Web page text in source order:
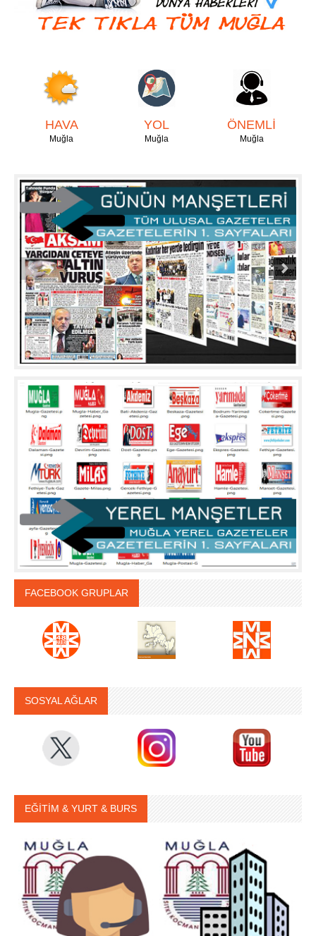
HAVA
Muğla
YOL
Muğla
ÖNEMLİ
Muğla
FACEBOOK GRUPLAR
SOSYAL AĞLAR
EĞİTİM & YURT & BURS